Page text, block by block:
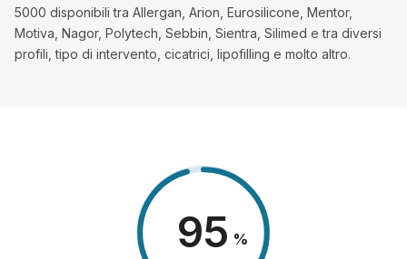
5000 disponibili tra Allergan, Arion, Eurosilicone, Mentor,
Motiva, Nagor, Polytech, Sebbin, Sientra, Silimed e tra diversi
profili, tipo di intervento, cicatrici, lipofilling e molto altro.
98 %